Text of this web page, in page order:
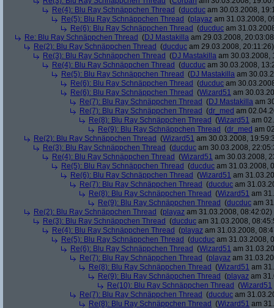
Re(4): Blu Ray Schnäppchen Thread (ducduc am 30.03.2008,
Re(5): Blu Ray Schnäppchen Thread (playaz am 31.03.2008,
Re(6): Blu Ray Schnäppchen Thread (ducduc am
Re: Blu Ray Schnäppchen Thread (DJ Mastakilla am 29.03.2008,
Re(2): Blu Ray Schnäppchen Thread (ducduc am 29.03.2008, 20:11:26)
Re(3): Blu Ray Schnäppchen Thread (DJ Mastakilla am 30.03.2008,
Re(4): Blu Ray Schnäppchen Thread (ducduc am 30.03.2008,
Re(5): Blu Ray Schnäppchen Thread (DJ Mastakilla am
Re(6): Blu Ray Schnäppchen Thread (ducduc am
Re(6): Blu Ray Schnäppchen Thread (Wizard51 am
Re(7): Blu Ray Schnäppchen Thread (DJ Mastakilla am
Re(7): Blu Ray Schnäppchen Thread (dr_med am
Re(8): Blu Ray Schnäppchen Thread (Wizard51 am
Re(9): Blu Ray Schnäppchen Thread (dr_med am
Re(2): Blu Ray Schnäppchen Thread (Wizard51 am 30.03.2008,
Re(3): Blu Ray Schnäppchen Thread (ducduc am 30.03.2008,
Re(4): Blu Ray Schnäppchen Thread (Wizard51 am 30.03.2008,
Re(5): Blu Ray Schnäppchen Thread (ducduc am 31.03.2008,
Re(6): Blu Ray Schnäppchen Thread (Wizard51 am
Re(7): Blu Ray Schnäppchen Thread (ducduc am
Re(8): Blu Ray Schnäppchen Thread (Wizard51 am
Re(9): Blu Ray Schnäppchen Thread (ducduc am
Re(2): Blu Ray Schnäppchen Thread (playaz am 31.03.2008, 08:42:02)
Re(3): Blu Ray Schnäppchen Thread (ducduc am 31.03.2008,
Re(4): Blu Ray Schnäppchen Thread (playaz am 31.03.2008,
Re(5): Blu Ray Schnäppchen Thread (ducduc am 31.03.2008,
Re(6): Blu Ray Schnäppchen Thread (Wizard51 am
Re(7): Blu Ray Schnäppchen Thread (playaz am
Re(8): Blu Ray Schnäppchen Thread (Wizard51 am
Re(9): Blu Ray Schnäppchen Thread (playaz am
Re(10): Blu Ray Schnäppchen Thread (Wizard51
Re(7): Blu Ray Schnäppchen Thread (ducduc am
Re(8): Blu Ray Schnäppchen Thread (Wizard51 am